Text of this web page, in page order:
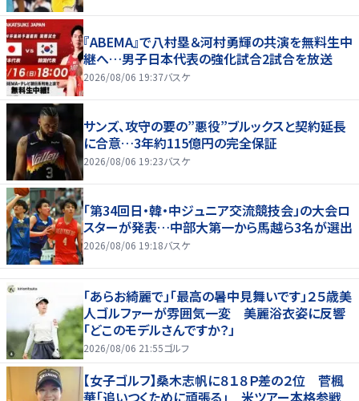
『ABEMA』で八村塁＆河村勇輝の共演を無料生中
継へ…男子日本代表の強化試合2試合を放送
2026/08/06 19:37バスケ
サンズ、攻守の要の”悪役”ブルックスと契約延長
に合意…3年約115億円の完全保証
2026/08/06 19:23バスケ
「第34回日・韓・中ジュニア交流競技会」の大会ロ
スターが発表…中部大第一から馬越ら3名が選出
2026/08/06 19:18バスケ
「あらお綺麗で」「最高の暑中見舞いです」２５歳美
人ゴルファーが雰囲気一変 美麗浴衣姿に反響
「どこのモデルさんですか？」
2026/08/06 21:55ゴルフ
【女子ゴルフ】桑木志帆に８１８Ｐ差の２位 菅楓
華「追いつくために頑張る」 米ツアー本格参戦